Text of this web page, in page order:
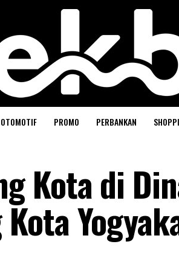
OTOMOTIF PROMO PERBANKAN
Kota di